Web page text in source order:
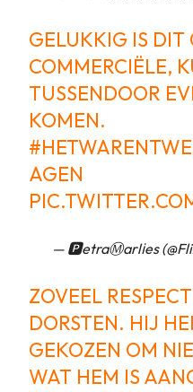
GELUKKIG IS DIT
COMMERCIËLE,
TUSSENDOOR
KOMEN.
AGEN
— 🅿️etraⓂ️arlℹ️es
ZOVEEL
DORSTEN. HIJ
GEKOZEN OM
WAT HEM IS